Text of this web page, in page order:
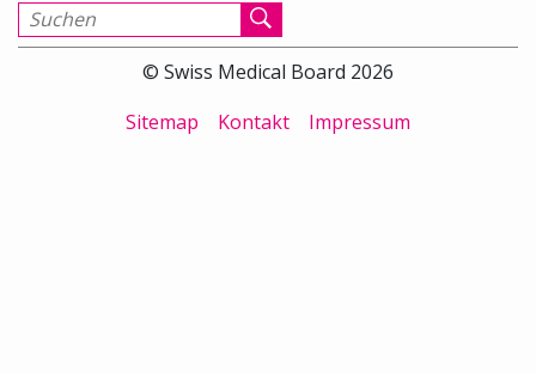
Suchen nach
© Swiss Medical Board 2026
Sitemap
Kontakt Impressum